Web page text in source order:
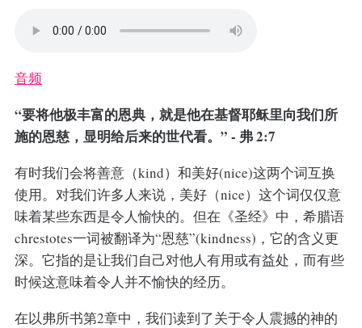
音频
“要将他极丰富的恩典，就是他在基督耶稣里向我们所
施的恩慈，显明给后来的世代看。” - 弗 2:7
有时我们会将善意（kind）和美好(nice)这两个词互换
使用。对我们许多人来说，美好（nice）这个词仅仅意
味着某些东西是令人愉快的。但在《圣经》中，希腊语
chrestotes一词被翻译为“恩慈”(kindness)，它的含义更
深。它指的是让我们自己对他人有用或有益处，而有些
时候这意味着令人并不愉快的经历。
在以弗所书第2章中，我们读到了关于令人震撼的神的